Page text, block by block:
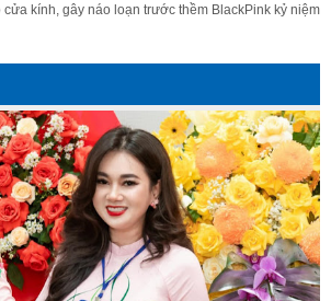
cửa kính, gây náo loạn trước thềm BlackPink kỷ niệm